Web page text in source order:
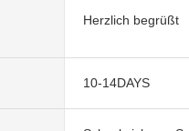
Herzlich begrüßt
10-14DAYS